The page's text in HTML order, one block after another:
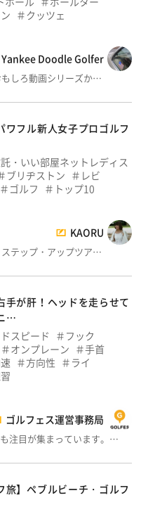
クッツェ
Yankee Doodle Golfer
しろ動画シリーズか…
ワフル新人女子プロゴルフ
・いい部屋ネットレディス
ブリヂストン
レビ
ゴルフ
トップ10
KAORU
テップ・アップツア…
手が肝！ヘッドを走らせて
…
スピード
フック
オンプレーン
手首
方向性
ライ
ゴルフェス運営事務局
注目が集まっています。…
旅】ペブルビーチ・ゴルフ